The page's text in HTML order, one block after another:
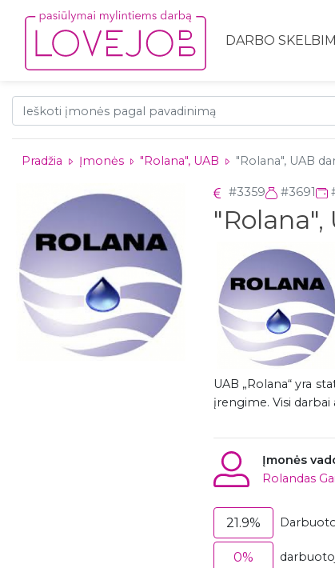
DARBO
Pradžia Įmonės "Rolana", UAB "Rolana", UAB
#3359 #3691
"Rolana",
UAB „Rolana“ yra
įrengime. Visi
Įmonės
Rolandas
21.9%
0%